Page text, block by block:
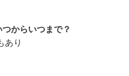
からいつまで？
あり